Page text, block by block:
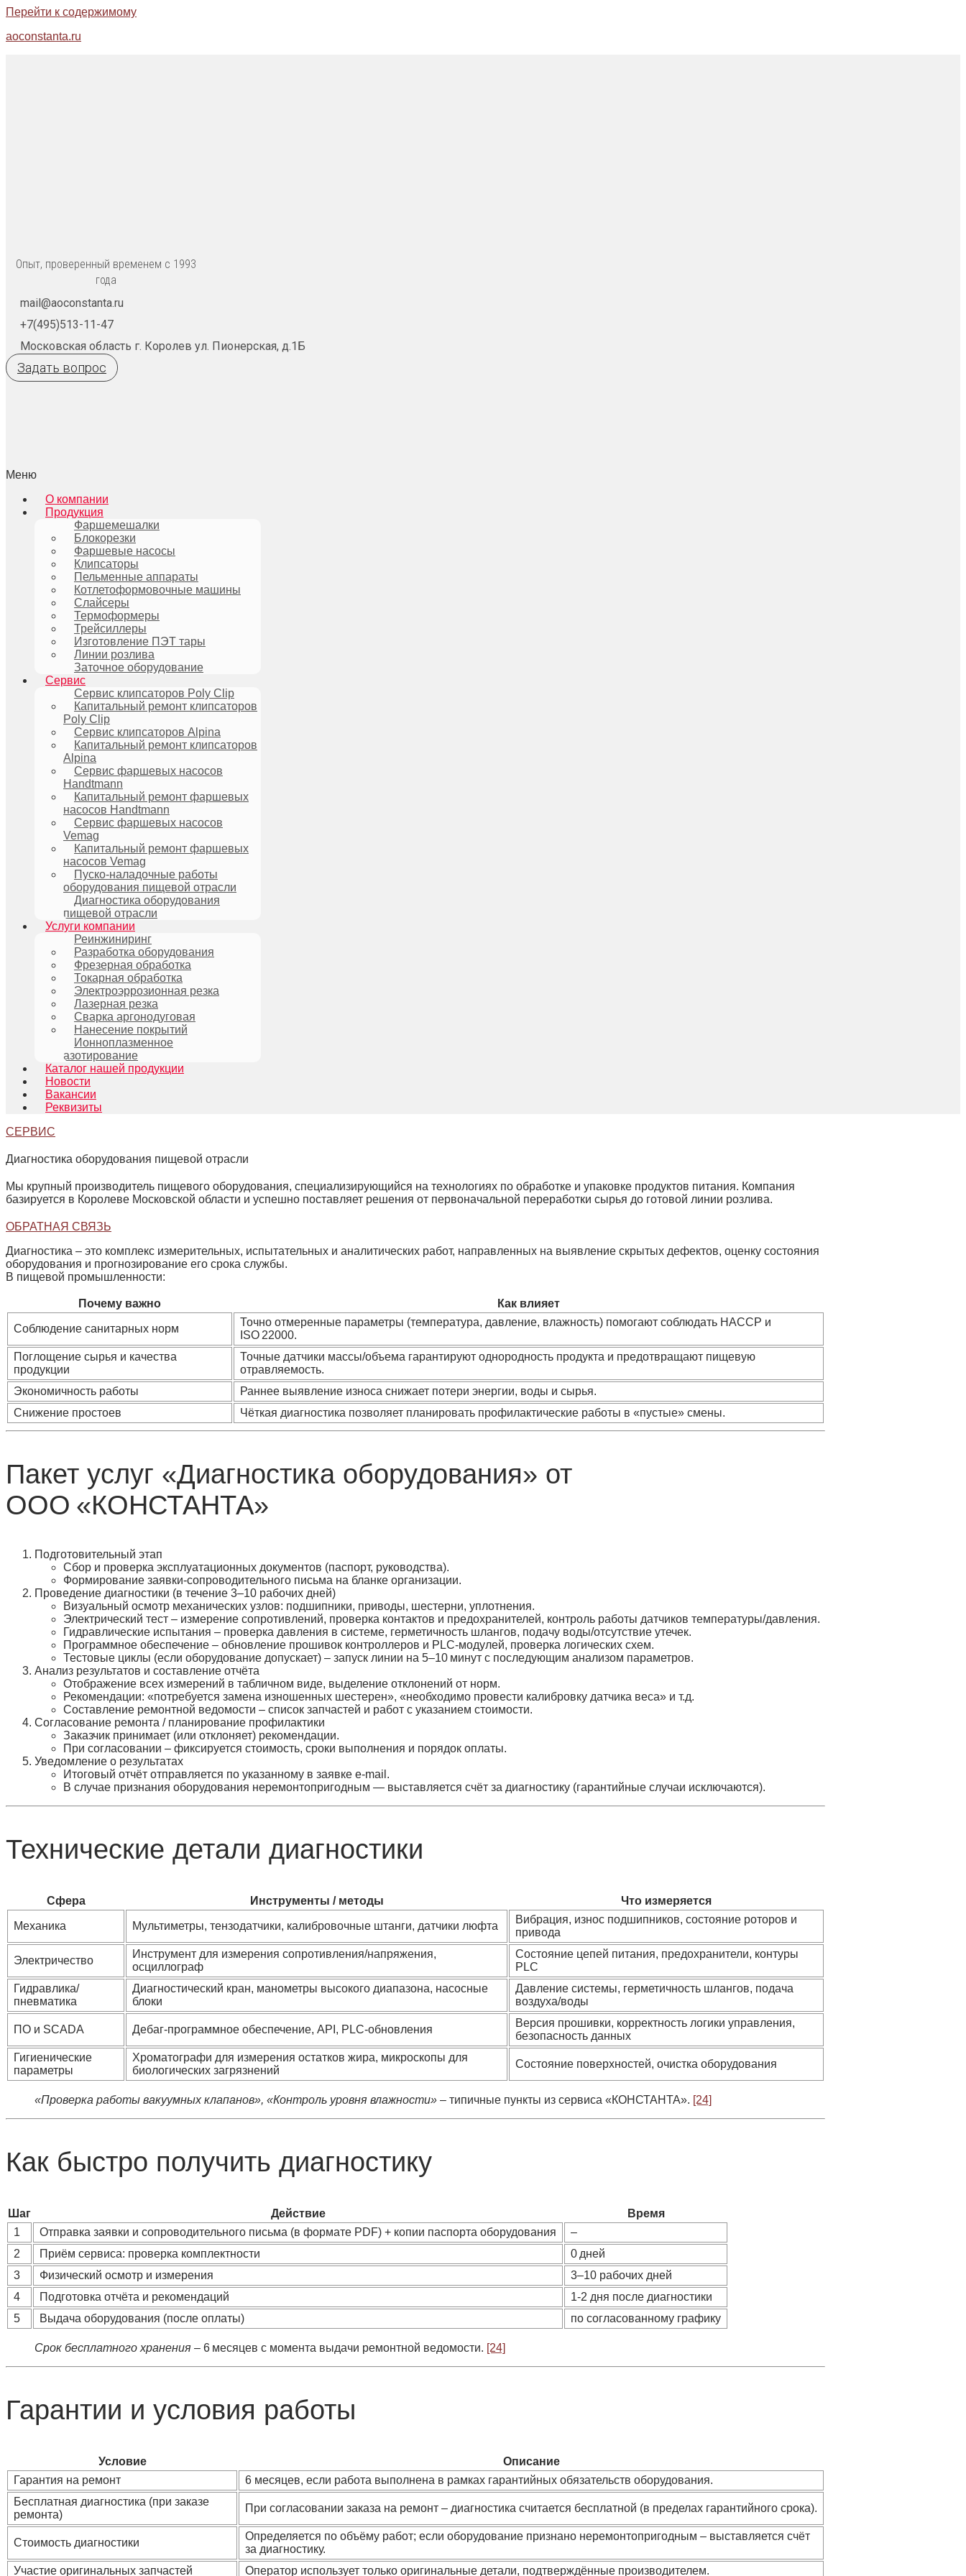
Перейти к содержимому
aoconstanta.ru
Опыт, проверенный временем с 1993
года
mail@aoconstanta.ru
+7(495)513-11-47
Московская область г. Королев ул. Пионерская, д.1Б
Задать вопрос
Меню
О компании
Продукция
Фаршемешалки
Блокорезки
Фаршевые насосы
Клипсаторы
Пельменные аппараты
Котлетоформовочные машины
Слайсеры
Термоформеры
Трейсиллеры
Изготовление ПЭТ тары
Линии розлива
Заточное оборудование
Сервис
Сервис клипсаторов Poly Clip
Капитальный ремонт клипсаторов
Poly Clip
Сервис клипсаторов Alpina
Капитальный ремонт клипсаторов
Alpina
Сервис фаршевых насосов
Handtmann
Капитальный ремонт фаршевых
насосов Handtmann
Сервис фаршевых насосов
Vemag
Капитальный ремонт фаршевых
насосов Vemag
Пуско-наладочные работы
оборудования пищевой отрасли
Диагностика оборудования
пищевой отрасли
Услуги компании
Реинжиниринг
Разработка оборудования
Фрезерная обработка
Токарная обработка
Электроэррозионная резка
Лазерная резка
Сварка аргонодуговая
Нанесение покрытий
Ионноплазменное
азотирование
Каталог нашей продукции
Новости
Вакансии
Реквизиты
СЕРВИС
Диагностика оборудования пищевой отрасли
Мы крупный производитель пищевого оборудования, специализирующийся на технологиях по обработке и упаковке продуктов питания. Компания
базируется в Королеве Московской области и успешно поставляет решения от первоначальной переработки сырья до готовой линии розлива.
ОБРАТНАЯ СВЯЗЬ
Диагностика – это комплекс измерительных, испытательных и аналитических работ, направленных на выявление скрытых дефектов, оценку состояния
оборудования и прогнозирование его срока службы.
В пищевой промышленности:
Почему важно Как влияет
Соблюдение санитарных норм
Точно отмеренные параметры (температура, давление, влажность) помогают соблюдать HACCP и
ISO 22000.
Поглощение сырья и качества
продукции
Точные датчики массы/объема гарантируют однородность продукта и предотвращают пищевую
отравляемость.
Экономичность работы
Раннее выявление износа снижает потери энергии, воды и сырья.
Снижение простоев
Чёткая диагностика позволяет планировать профилактические работы в «пустые» смены.
Пакет услуг «Диагностика оборудования» от
ООО «КОНСТАНТА»
Подготовительный этап
Сбор и проверка эксплуатационных документов (паспорт, руководства).
Формирование заявки‑сопроводительного письма на бланке организации.
Проведение диагностики (в течение 3–10 рабочих дней)
Визуальный осмотр механических узлов: подшипники, приводы, шестерни, уплотнения.
Электрический тест – измерение сопротивлений, проверка контактов и предохранителей, контроль работы датчиков температуры/давления.
Гидравлические испытания – проверка давления в системе, герметичность шлангов, подачу воды/отсутствие утечек.
Программное обеспечение – обновление прошивок контроллеров и PLC‑модулей, проверка логических схем.
Тестовые циклы (если оборудование допускает) – запуск линии на 5–10 минут с последующим анализом параметров.
Анализ результатов и составление отчёта
Отображение всех измерений в табличном виде, выделение отклонений от норм.
Рекомендации: «потребуется замена изношенных шестерен», «необходимо провести калибровку датчика веса» и т.д.
Составление ремонтной ведомости – список запчастей и работ с указанием стоимости.
Согласование ремонта / планирование профилактики
Заказчик принимает (или отклоняет) рекомендации.
При согласовании – фиксируется стоимость, сроки выполнения и порядок оплаты.
Уведомление о результатах
Итоговый отчёт отправляется по указанному в заявке e‑mail.
В случае признания оборудования неремонтопригодным — выставляется счёт за диагностику (гарантийные случаи исключаются).
Технические детали диагностики
Сфера Инструменты / методы Что измеряется
Механика Мультиметры, тензодатчики, калибровочные штанги, датчики люфта
Вибрация, износ подшипников, состояние роторов и
привода
Электричество
Инструмент для измерения сопротивления/напряжения,
осциллограф
Состояние цепей питания, предохранители, контуры
PLC
Гидравлика/
пневматика
Диагностический кран, манометры высокого диапазона, насосные
блоки
Давление системы, герметичность шлангов, подача
воздуха/воды
ПО и SCADA Дебаг‑программное обеспечение, API, PLC‑обновления
Версия прошивки, корректность логики управления,
безопасность данных
Гигиенические
параметры
Хроматографи для измерения остатков жира, микроскопы для
биологических загрязнений
Состояние поверхностей, очистка оборудования
«Проверка работы вакуумных клапанов», «Контроль уровня влажности» – типичные пункты из сервиса «КОНСТАНТА». [24]
Как быстро получить диагностику
Шаг Действие
Время
1
Отправка заявки и сопроводительного письма (в формате PDF) + копии паспорта оборудования
–
2
Приём сервиса: проверка комплектности
0 дней
3
Физический осмотр и измерения
3–10 рабочих дней
4
Подготовка отчёта и рекомендаций
1‑2 дня после диагностики
5
Выдача оборудования (после оплаты) по согласованному графику
Срок бесплатного хранения – 6 месяцев с момента выдачи ремонтной ведомости. [24]
Гарантии и условия работы
Условие
Описание
Гарантия на ремонт
6 месяцев, если работа выполнена в рамках гарантийных обязательств оборудования.
Бесплатная диагностика (при заказе
ремонта)
При согласовании заказа на ремонт – диагностика считается бесплатной (в пределах гарантийного срока).
Стоимость диагностики
Определяется по объёму работ; если оборудование признано неремонтопригодным – выставляется счёт
за диагностику.
Участие оригинальных запчастей
Оператор использует только оригинальные детали, подтверждённые производителем.